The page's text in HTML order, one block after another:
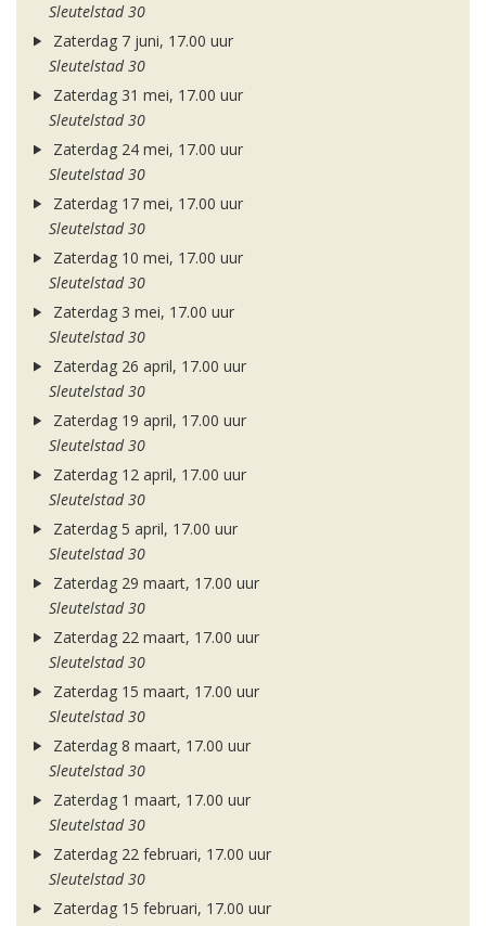
Sleutelstad 30
Zaterdag 7 juni, 17.00 uur
Sleutelstad 30
Zaterdag 31 mei, 17.00 uur
Sleutelstad 30
Zaterdag 24 mei, 17.00 uur
Sleutelstad 30
Zaterdag 17 mei, 17.00 uur
Sleutelstad 30
Zaterdag 10 mei, 17.00 uur
Sleutelstad 30
Zaterdag 3 mei, 17.00 uur
Sleutelstad 30
Zaterdag 26 april, 17.00 uur
Sleutelstad 30
Zaterdag 19 april, 17.00 uur
Sleutelstad 30
Zaterdag 12 april, 17.00 uur
Sleutelstad 30
Zaterdag 5 april, 17.00 uur
Sleutelstad 30
Zaterdag 29 maart, 17.00 uur
Sleutelstad 30
Zaterdag 22 maart, 17.00 uur
Sleutelstad 30
Zaterdag 15 maart, 17.00 uur
Sleutelstad 30
Zaterdag 8 maart, 17.00 uur
Sleutelstad 30
Zaterdag 1 maart, 17.00 uur
Sleutelstad 30
Zaterdag 22 februari, 17.00 uur
Sleutelstad 30
Zaterdag 15 februari, 17.00 uur